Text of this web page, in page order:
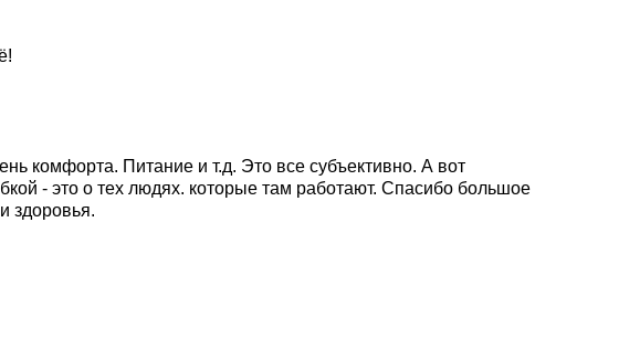
комфорта. Питание и т.д. Это все субъективно. А вот
- это о тех людях. которые там работают. Спасибо большое
здоровья.